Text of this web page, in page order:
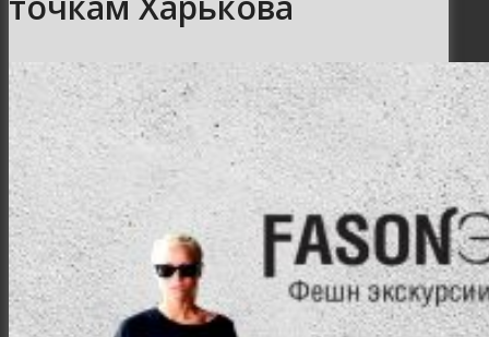
Послуги
Интерьер и архитектура
Фотосессии и каталоги